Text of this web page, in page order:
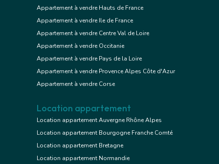
Appartement à vendre Hauts de France
Appartement à vendre Ile de France
Appartement à vendre Centre Val de Loire
Appartement à vendre Occitanie
Appartement à vendre Pays de la Loire
Appartement à vendre Provence Alpes Côte d'Azur
Appartement à vendre Corse
Location appartement
Location appartement Auvergne Rhône Alpes
Location appartement Bourgogne Franche Comté
Location appartement Bretagne
Location appartement Normandie